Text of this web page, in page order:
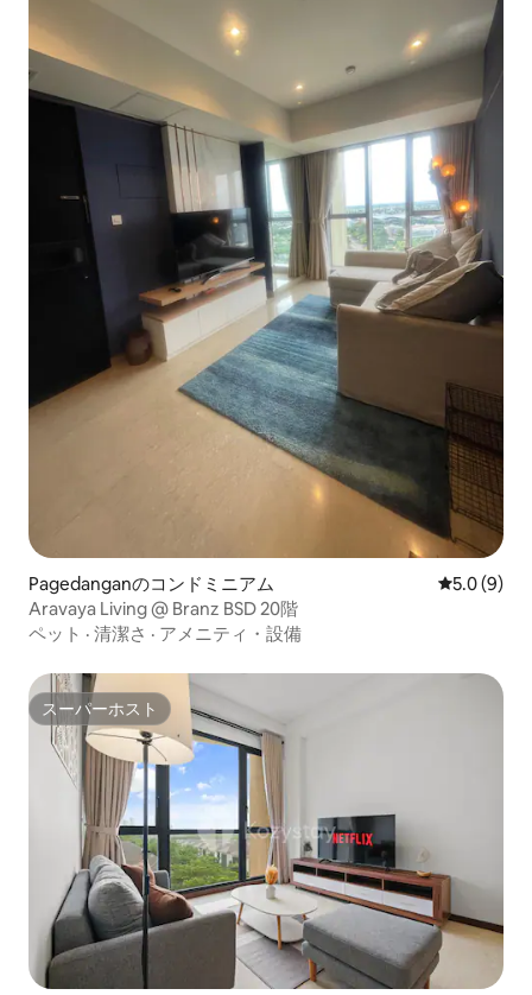
Pagedanganのコンドミニアム レビュー9
5.0 (9)
Aravaya Living @ Branz BSD 20階
ペット · 清潔さ · アメニティ・設備
スーパーホスト
スーパーホスト